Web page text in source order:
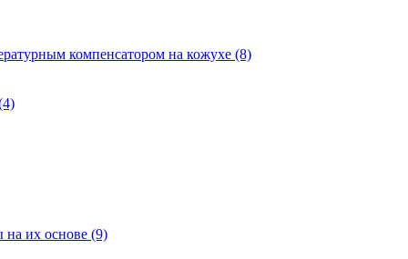
компенсатором на кожухе (8)
их основе (9)